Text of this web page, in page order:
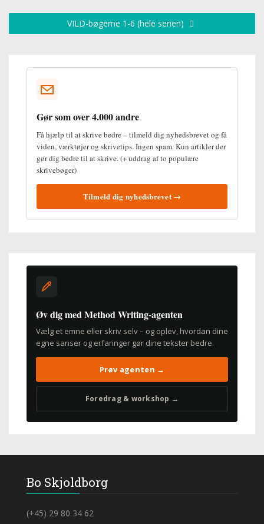
VILD-bøgerne 1-6 (hele serien)
Gør som over 4.000 andre
Få hjælp til at skrive bedre – tilmeld dig nyhedsbrevet og få
viden, værktøjer og skrivetips. Ingen spam. Kun artikler der
gør dig bedre til at skrive. (+ uddrag af to populære
skrivebøger)
Tilmeld dig nyhedsbrevet →
Øv dig med Method Writing-agenten
Vælg et emne eller skriv selv – og oplev, hvordan dine
egne sanser og erfaringer gør dine tekster bedre.
Prøv agenten →
Foredrag & workshop →
Bo Skjoldborg
(+45) 29 80 34 62